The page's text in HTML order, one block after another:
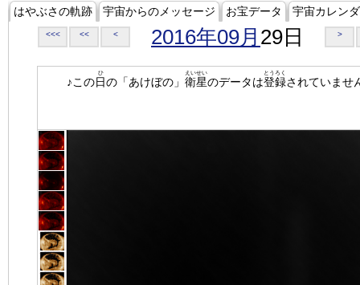
はやぶさの軌跡 宇宙からのメッセージ お宝データ 宇宙カレン
<<< << < 2016年09月 29日 >
♪この日
ひ
の「あけぼの」 衛星
えいせい
のデータは登録
とうろく
されていませ